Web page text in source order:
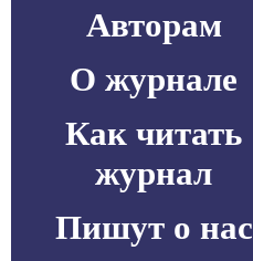
Авторам
О журнале
Как читать
журнал
Пишут о нас